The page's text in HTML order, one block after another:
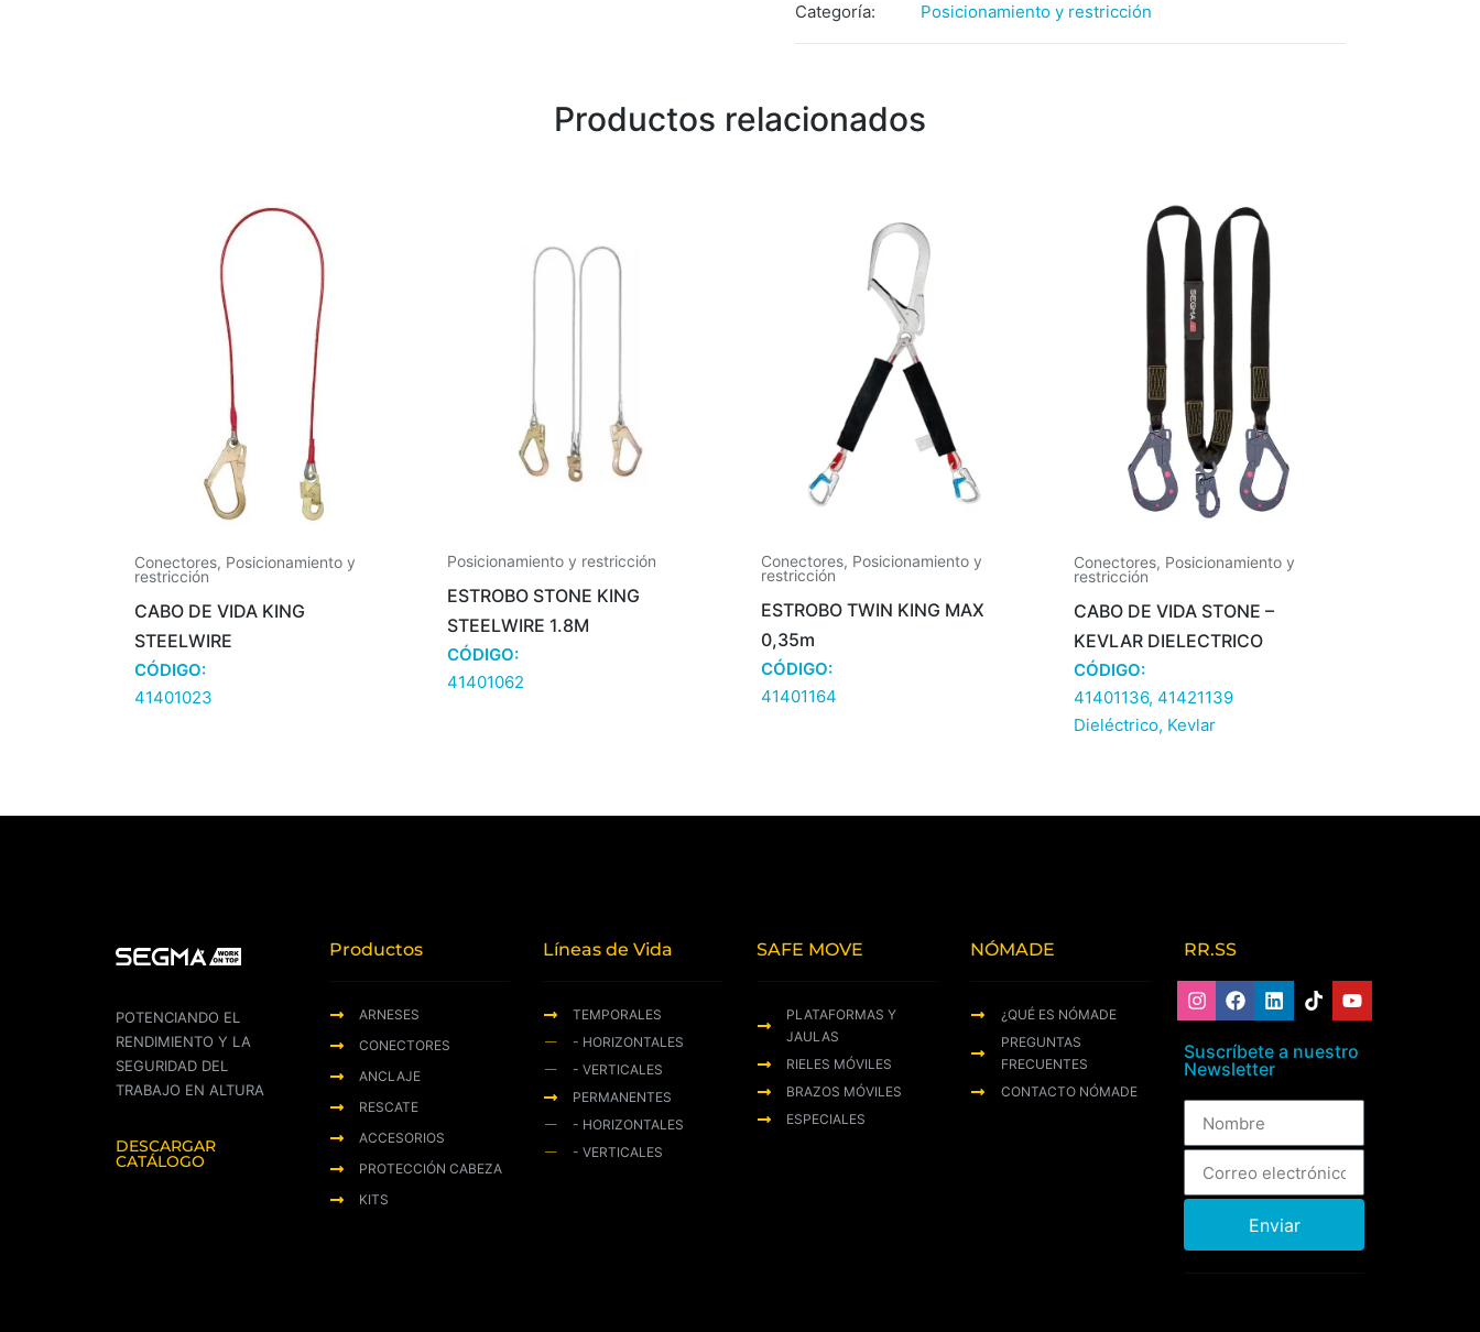
Categoría:
Posicionamiento y restricción
Productos relacionados
Conectores, Posicionamiento y
restricción
CABO DE VIDA KING
STEELWIRE
CÓDIGO:
41401023
Posicionamiento y restricción
ESTROBO STONE KING
STEELWIRE 1.8M
CÓDIGO:
41401062
Conectores, Posicionamiento y
restricción
ESTROBO TWIN KING MAX
0,35m
CÓDIGO:
41401164
Conectores, Posicionamiento y
restricción
CABO DE VIDA STONE –
KEVLAR DIELECTRICO
CÓDIGO:
41401136, 41421139
Dieléctrico, Kevlar
POTENCIANDO EL
RENDIMIENTO Y LA
SEGURIDAD DEL
TRABAJO EN ALTURA
DESCARGAR
CATÁLOGO
Productos
ARNESES
CONECTORES
ANCLAJE
RESCATE
ACCESORIOS
PROTECCIÓN CABEZA
KITS
Líneas de Vida
TEMPORALES
- HORIZONTALES
- VERTICALES
PERMANENTES
- HORIZONTALES
- VERTICALES
SAFE MOVE
PLATAFORMAS Y
JAULAS
RIELES MÓVILES
BRAZOS MÓVILES
ESPECIALES
NÓMADE
¿QUÉ ES NÓMADE
PREGUNTAS
FRECUENTES
CONTACTO NÓMADE
RR.SS
Suscríbete a nuestro
Newsletter
Enviar